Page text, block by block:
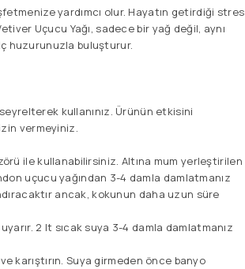
yardımcı olur. Hayatın getirdiği stres
Uçucu Yağı, sadece bir yağ değil, aynı
huzurunuzla buluşturur.
kullanınız. Ürünün etkisini
vermeyiniz.
ile kullanabilirsiniz. Altına mum yerleştirilen
uçucu yağından 3-4 damla damlatmanız
ancak, kokunun daha uzun süre
2 lt sıcak suya 3-4 damla damlatmanız
karıştırın. Suya girmeden önce banyo